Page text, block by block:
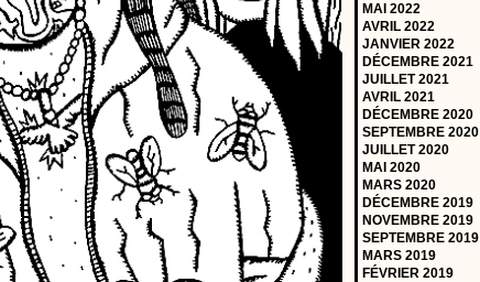
MAI 2022
AVRIL 2022
JANVIER 2022
DÉCEMBRE 2021
JUILLET 2021
AVRIL 2021
DÉCEMBRE 2020
SEPTEMBRE 2020
JUILLET 2020
MAI 2020
MARS 2020
DÉCEMBRE 2019
NOVEMBRE 2019
SEPTEMBRE 2019
MARS 2019
FÉVRIER 2019